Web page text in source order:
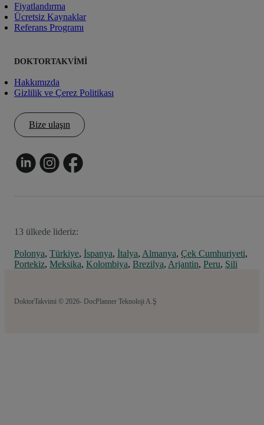
Fiyatlandırma
Ücretsiz Kaynaklar
Referans Programı
DOKTORTAKVIMI
Hakkımızda
Gizlilik ve Çerez Politikası
Bize ulaşın
13 ülkede lideriz:
Polonya, Türkiye, İspanya, İtalya, Almanya, Çek Cumhuriyeti,
Portekiz, Meksika, Kolombiya, Brezilya, Arjantin, Peru, Şili
DoktorTakvimi © 2026- DocPlanner Teknoloji A.Ş